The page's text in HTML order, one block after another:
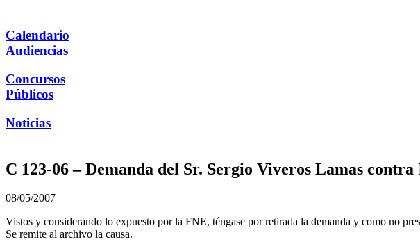
Calendario
Audiencias
Concursos
Públicos
Noticias
C 123-06 – Demanda del Sr. Sergio Viveros Lamas
08/05/2007
Vistos y considerando lo expuesto por la FNE, téngase por retirada la demanda y como no
Se remite al archivo la causa.